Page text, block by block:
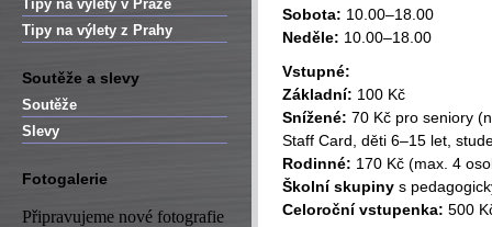
Tipy na výlety v Praze
Tipy na výlety z Prahy
Soutěže a slevy
Soutěže
Slevy
Fotogalerie
Připravujeme nové fotografie
Sobota: 10.00–18.00
Neděle: 10.00–18.00
Vstupné:
Základní: 100 Kč
Snížené: 70 Kč pro seniory
Staff Card, děti 6–15 let,
Rodinné: 170 Kč (max. 4
Školní skupiny s
Celoroční vstupenka: 500